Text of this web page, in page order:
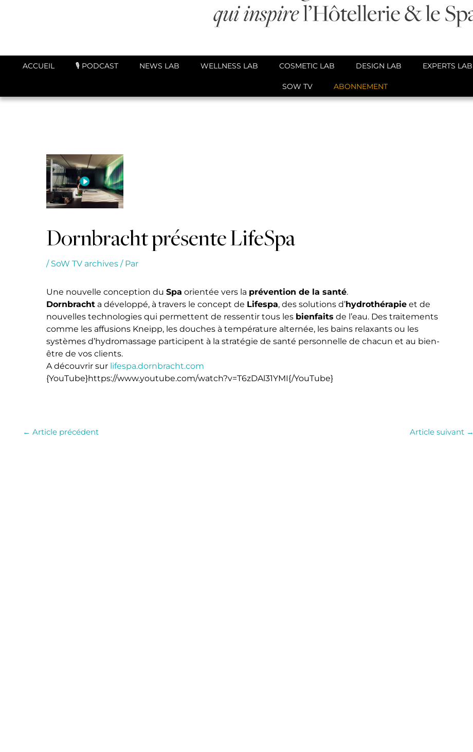
ACCUEIL 🎙️ PODCAST NEWS LAB WELLNESS LAB COSMETIC LAB DESIGN LAB EXPERTS LAB
SOW TV ABONNEMENT
Dornbracht présente LifeSpa
/ SoW TV archives / Par
Une nouvelle conception du Spa orientée vers la prévention de la santé.
Dornbracht a développé, à travers le concept de Lifespa, des solutions d’hydrothérapie et de
nouvelles technologies qui permettent de ressentir tous les bienfaits de l’eau. Des traitements
comme les affusions Kneipp, les douches à température alternée, les bains relaxants ou les
systèmes d’hydromassage participent à la stratégie de santé personnelle de chacun et au bien-
être de vos clients.
A découvrir sur lifespa.dornbracht.com
{YouTube}https://www.youtube.com/watch?v=T6zDAl31YMI{/YouTube}
← Article précédent Article suivant →